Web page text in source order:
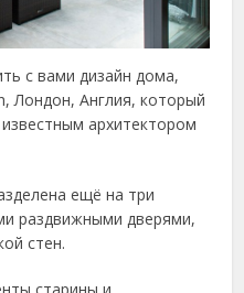
с вами дизайн дома,
Лондон, Англия, который
архитектором
ещё на три
раздвижными дверями,
стен.